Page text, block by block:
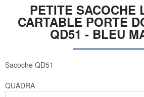
PETITE SACOCHE
CARTABLE PORTE
QD51 - BLEU
Sacoche QD51
QUADRA